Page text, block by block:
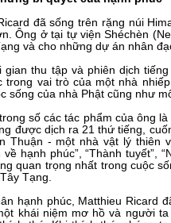
đã sống trên rặng núi
Ông ở tại tự viện Shéchèn
và cho những dự án nhân
gian thu tập và phiên dịch
trong vai trò của một nhà
sống của nhà Phật cũng như
số các tác phẩm của ông
được dịch ra 21 thứ tiếng,
Thuận - một nhà vật lý thiên
về hạnh phúc”, “Thành tuyết”,
quan trọng nhất trong cuộc
Tạng.
hạnh phúc, Matthieu Ricard
khái niệm mơ hồ và người